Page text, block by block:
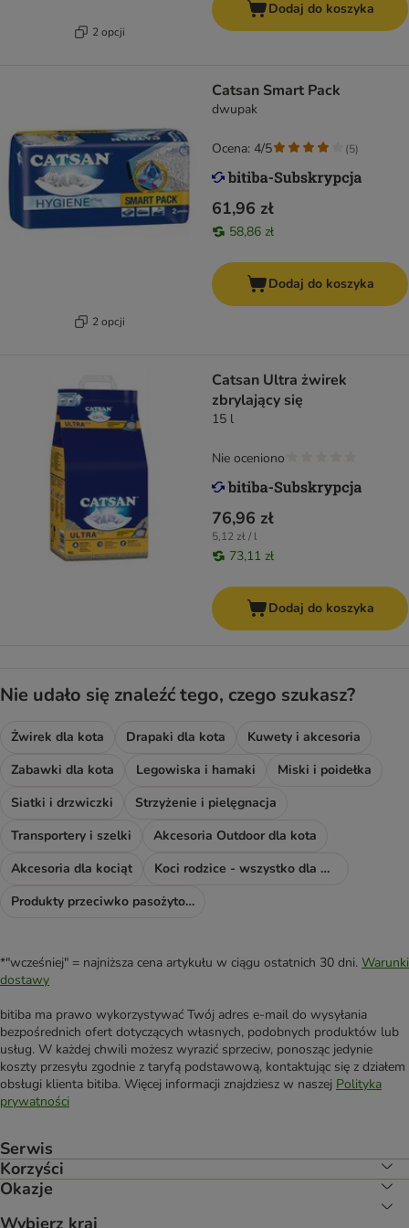
2 opcji
Dodaj do koszyka
2 opcji
Catsan Smart Pack
dwupak
61,96 zł
58,86 zł
Ocena: 4/5 (5)
Dodaj do koszyka
Catsan Ultra żwirek
zbrylający się
15 l
76,96 zł
5,12 zł / l
73,11 zł
Nie oceniono
Dodaj do koszyka
Nie udało się znaleźć tego, czego szukasz?
Żwirek dla kota Drapaki dla kota
Kuwety i akcesoria
Zabawki dla kota
Legowiska i hamaki
Miski i poidełka
Siatki i drzwiczki
Strzyżenie i pielęgnacja
Transportery i szelki
Akcesoria Outdoor dla kota
Akcesoria dla kociąt
Koci rodzice - wszystko dla Was!
Produkty przeciwko pasożytom dla kota
*"wcześniej" = najniższa cena artykułu w ciągu ostatnich 30 dni. Warunki
dostawy
bitiba ma prawo wykorzystywać Twój adres e-mail do wysyłania
bezpośrednich ofert dotyczących własnych, podobnych produktów lub
usług. W każdej chwili możesz wyrazić sprzeciw, ponosząc jedynie
koszty przesyłu zgodnie z taryfą podstawową, kontaktując się z działem
obsługi klienta bitiba. Więcej informacji znajdziesz w naszej Polityka
prywatności
Serwis
Korzyści
Okazje